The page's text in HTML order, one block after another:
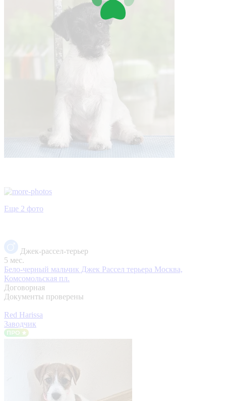
Еще 2 фото
Джек-рассел-терьер
5 мес.
Бело-черный мальчик Джек Рассел терьера Москва,
Комсомольская пл.
Договорная
Документы проверены
Red Harissa
Заводчик